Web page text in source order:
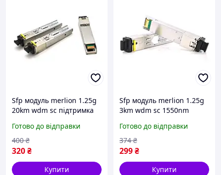
Sfp модуль merlion 1.25g
20km wdm sc підтримка
Готово до відправки
320₴
400 ₴
Купити
Sfp модуль merlion 1.25g
3km wdm sc 1550nm
Готово до відправки
299₴
374 ₴
Купити